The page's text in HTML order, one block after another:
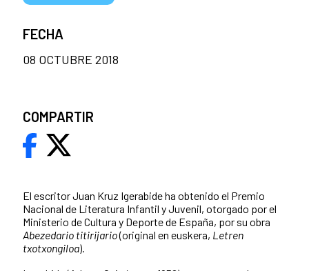
El escritor Juan Kruz Igerabide ha obtenido el Premio
Nacional de Literatura Infantil y Juvenil, otorgado por el
Ministerio de Cultura y Deporte de España, por su obra
Abezedario titirijario(original en euskera, Letren
txotxongiloa).
FECHA
08 OCTUBRE 2018
COMPARTIR